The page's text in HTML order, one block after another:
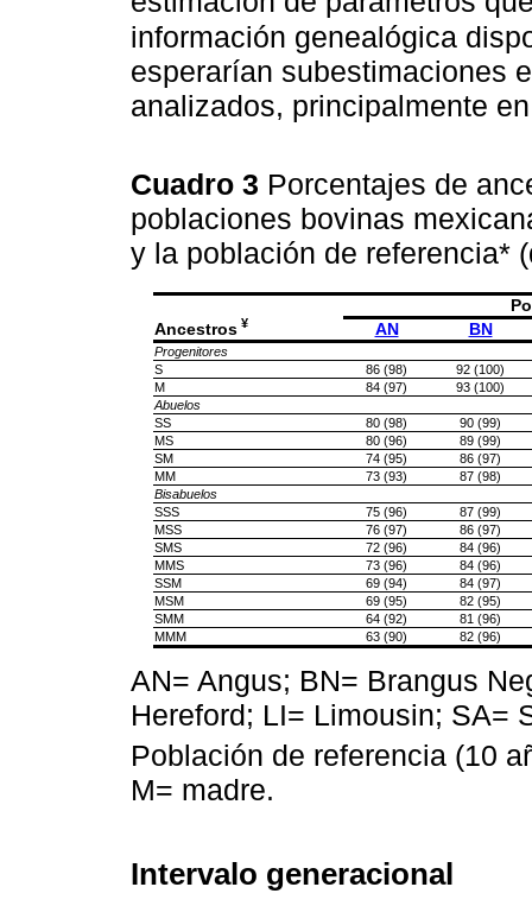
información genealógica
esperarían subestimaciones
analizados, principalmente
Cuadro 3 Porcentajes de
poblaciones bovinas
y la población de referencia*
Ancestros ¥
AN
BN
Progenitores
S
86 (98)
92 (100)
M
84 (97)
93 (100)
Abuelos
SS
80 (98)
90 (99)
MS
80 (96)
89 (99)
SM
74 (95)
86 (97)
MM
73 (93)
87 (98)
Bisabuelos
SSS
75 (96)
87 (99)
MSS
76 (97)
86 (97)
SMS
72 (96)
84 (96)
MMS
73 (96)
84 (96)
SSM
69 (94)
84 (97)
MSM
69 (95)
82 (95)
SMM
64 (92)
81 (96)
MMM
63 (90) 82 (96)
AN= Angus; BN= Brangus
Hereford; LI= Limousin; SA=
Población de referencia (10
M= madre.
Intervalo generacional